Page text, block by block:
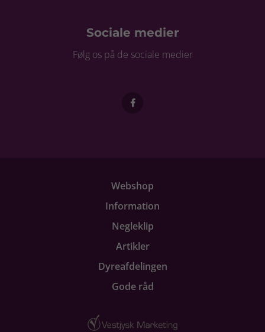
Sociale medier
Følg os på de sociale medier
Webshop
Information
Negleklip
Artikler
Dyreafdelingen
Gode råd